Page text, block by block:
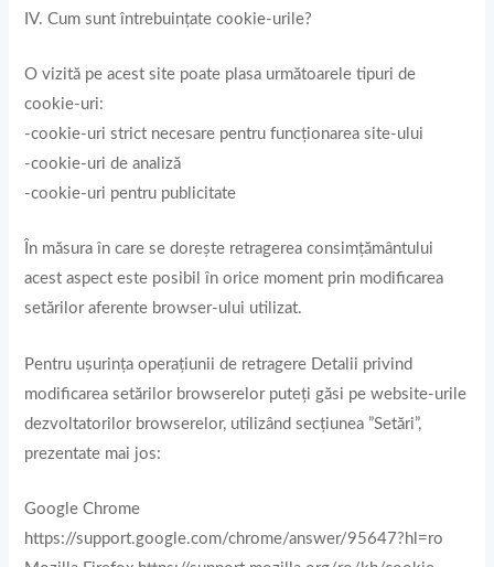
IV. Cum sunt întrebuințate cookie-urile?
O vizită pe acest site poate plasa următoarele tipuri de
cookie-uri:
-cookie-uri strict necesare pentru funcționarea site-ului
-cookie-uri de analiză
-cookie-uri pentru publicitate
În măsura în care se dorește retragerea consimțământului
acest aspect este posibil în orice moment prin modificarea
setărilor aferente browser-ului utilizat.
Pentru ușurința operațiunii de retragere Detalii privind
modificarea setărilor browserelor puteți găsi pe website-urile
dezvoltatorilor browserelor, utilizând secțiunea ”Setări”,
prezentate mai jos:
Google Chrome
https://support.google.com/chrome/answer/95647?hl=ro